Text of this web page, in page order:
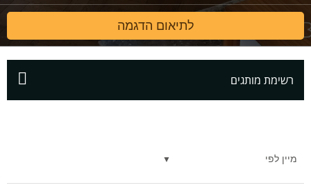
לתיאום הדגמה
רשימת מותגים
מיין לפי ▼